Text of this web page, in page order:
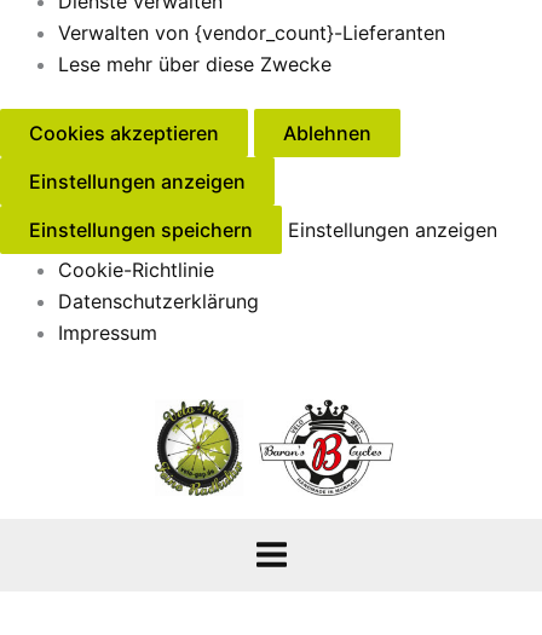
Verwalten von {vendor_count}-Lieferanten
Lese mehr über diese Zwecke
Cookies akzeptieren
Ablehnen
Einstellungen anzeigen
Einstellungen speichern
Einstellungen anzeigen
Cookie-Richtlinie
Datenschutzerklärung
Impressum